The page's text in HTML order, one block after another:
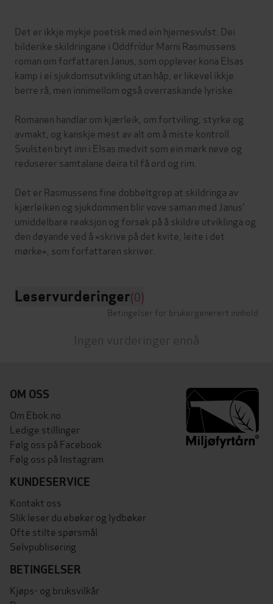
Det er ikkje mykje poetisk med ein hjernesvulst. Dei
bilderike skildringane i Oddfrídur Marni Rasmussens
roman om forfattaren Janus, som opplever kona Elsas
kamp i ei sjukdomsutvikling utan håp, er likevel ikkje
berre rå, men innimellom også overraskande lyriske.
Romanen handlar om kjærleik, om fortviling, styrke og
avmakt, og kanskje mest av alt om å miste kontroll.
Svulsten bryt inn i Elsas medvit som ein mørk neve og
reduserer samtalane deira til få ord og rim.
Det er Rasmussens fine dobbeltgrep at skildringa av
kjærleiken og sjukdommen blir vove saman med Janus'
umiddelbare reaksjon og forsøk på å skildre utviklinga og
den døyande ved å «skrive på det kvite, leite i det
Leservurderinger(0)
Betingelser for brukergenerert innhold
Ingen vurderinger ennå
OM OSS
Om Ebok.no
Ledige stillinger
Følg oss på Facebook
Følg oss på Instagram
KUNDESERVICE
Kontakt oss
Slik leser du ebøker og lydbøker
Ofte stilte spørsmål
Selvpublisering
BETINGELSER
Kjøps- og bruksvilkår